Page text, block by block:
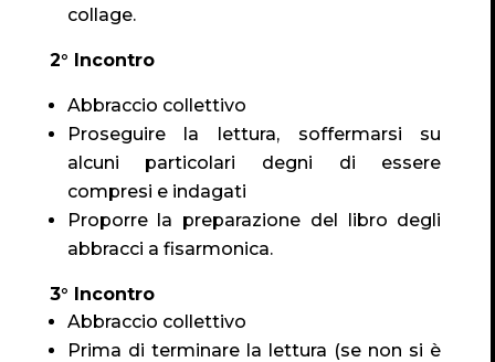
collage.
2° Incontro
Abbraccio collettivo
Proseguire la lettura, soffermarsi su
alcuni particolari degni di essere
compresi e indagati
Proporre la preparazione del libro degli
abbracci a fisarmonica.
3° Incontro
Abbraccio collettivo
Prima di terminare la lettura (se non si è